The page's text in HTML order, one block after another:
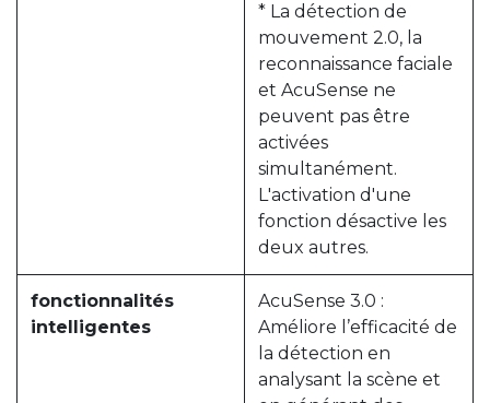
* La détection de
mouvement 2.0, la
reconnaissance faciale
et AcuSense ne
peuvent pas être
activées
simultanément.
L'activation d'une
fonction désactive les
deux autres.
fonctionnalités
intelligentes
AcuSense 3.0 :
Améliore l’efficacité de
la détection en
analysant la scène et